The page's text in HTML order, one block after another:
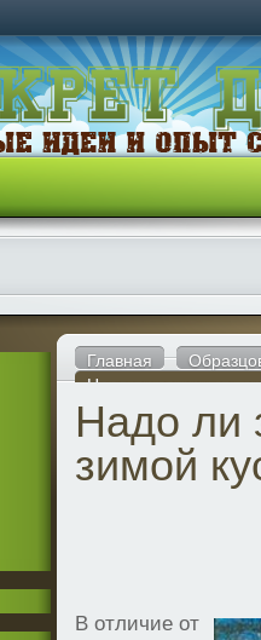
Главная
Надо ли защищать
Надо ли
зимой
В отличие от